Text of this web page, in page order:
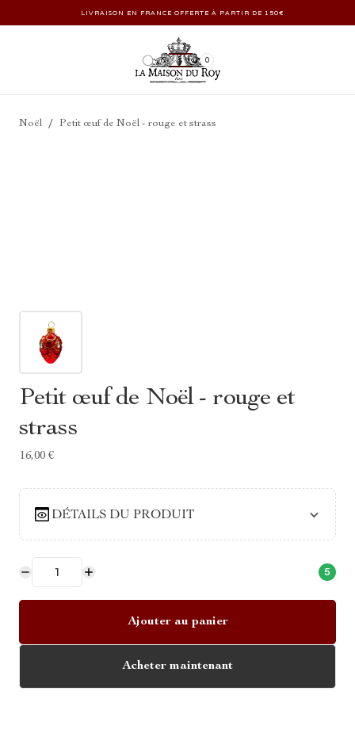
LIVRAISON EN FRANCE OFFERTE À PARTIR DE 150€
0
Noël / Petit œuf de Noël - rouge et strass
Petit œuf de Noël - rouge et
strass
16,00 €
DÉTAILS DU PRODUIT
5
Ajouter au panier
Acheter maintenant